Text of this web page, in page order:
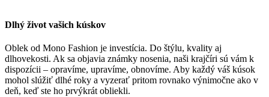
Dlhý život vašich kúskov
Oblek od Mono Fashion je investícia. Do štýlu, kvality aj
dlhovekosti. Ak sa objavia známky nosenia, naši krajčíri sú vám k
dispozícii – opravíme, upravíme, obnovíme. Aby každý váš kúsok
mohol slúžiť dlhé roky a vyzerať pritom rovnako výnimočne ako v
deň, keď ste ho prvýkrát obliekli.